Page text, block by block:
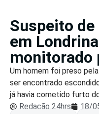
Suspeito
em
monitorado
Um homem foi preso
ser encontrado
já havia cometido furto
Redação 24hrs
18/